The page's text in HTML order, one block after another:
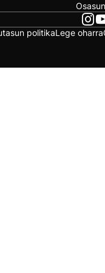
politikaLege oharra